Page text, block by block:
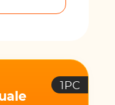
1PC